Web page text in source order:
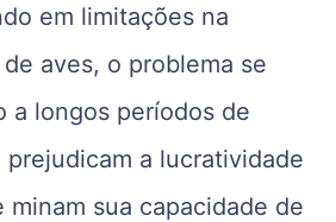
em limitações na
aves, o problema se
a longos períodos de
a lucratividade
minam sua capacidade de